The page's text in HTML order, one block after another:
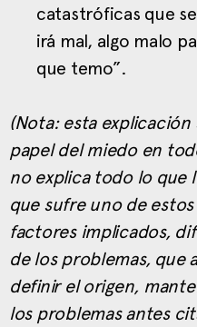
catastróficas que
irá mal, algo malo
que temo”.
(Nota: esta
papel del miedo en
no explica todo lo que
que sufre uno de
factores implicados,
de los problemas, que
definir el origen,
los problemas antes